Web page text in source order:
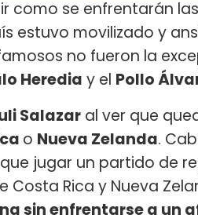
como se enfrentarán
estuvo movilizado y
no fueron la
Heredia y el Pollo
Salazar al ver que
o Nueva Zelanda.
jugar un partido de
Rica y Nueva
sin enfrentarse a un